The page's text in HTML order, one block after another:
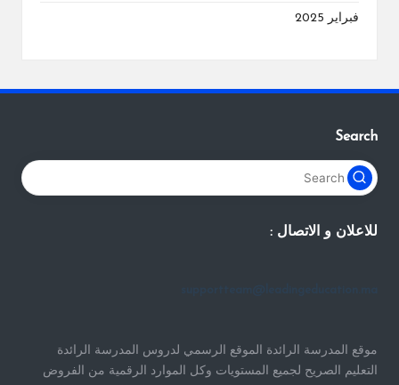
فبراير 2025
Search
للاعلان و الاتصال :
موقع المدرسة الرائدة الموقع الرسمي لدروس المدرسة الرائدة
التعليم الصريح لجميع المستويات وكل الموارد الرقمية من الفروض